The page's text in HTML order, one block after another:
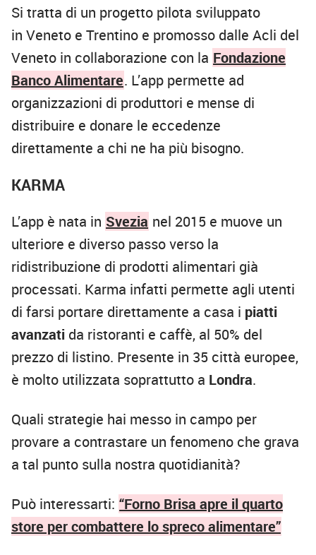
Si tratta di un progetto pilota sviluppato
in Veneto e Trentino e promosso dalle Acli del
Veneto in collaborazione con la Fondazione
Banco Alimentare. L’app permette ad
organizzazioni di produttori e mense di
distribuire e donare le eccedenze
direttamente a chi ne ha più bisogno.
KARMA
L’app è nata in Svezia nel 2015 e muove un
ulteriore e diverso passo verso la
ridistribuzione di prodotti alimentari già
processati. Karma infatti permette agli utenti
di farsi portare direttamente a casa i piatti
avanzati da ristoranti e caffè, al 50% del
prezzo di listino. Presente in 35 città europee,
è molto utilizzata soprattutto a Londra.
Quali strategie hai messo in campo per
provare a contrastare un fenomeno che grava
a tal punto sulla nostra quotidianità?
Può interessarti: “Forno Brisa apre il quarto
store per combattere lo spreco alimentare”